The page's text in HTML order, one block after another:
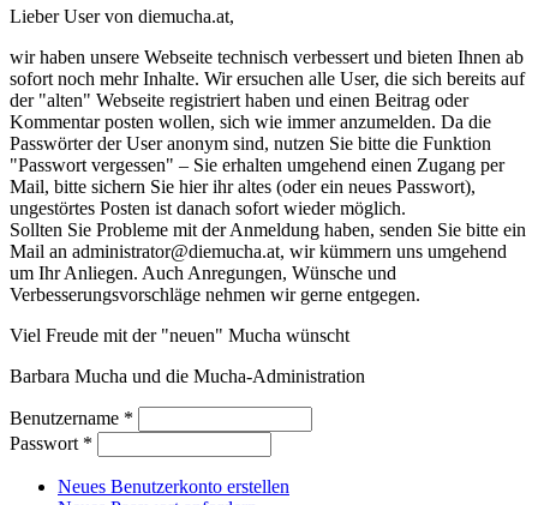
Lieber User von diemucha.at,
wir haben unsere Webseite technisch verbessert und bieten Ihnen ab
sofort noch mehr Inhalte. Wir ersuchen alle User, die sich bereits auf
der "alten" Webseite registriert haben und einen Beitrag oder
Kommentar posten wollen, sich wie immer anzumelden. Da die
Passwörter der User anonym sind, nutzen Sie bitte die Funktion
"Passwort vergessen" – Sie erhalten umgehend einen Zugang per
Mail, bitte sichern Sie hier ihr altes (oder ein neues Passwort),
ungestörtes Posten ist danach sofort wieder möglich.
Sollten Sie Probleme mit der Anmeldung haben, senden Sie bitte ein
Mail an administrator@diemucha.at, wir kümmern uns umgehend
um Ihr Anliegen. Auch Anregungen, Wünsche und
Verbesserungsvorschläge nehmen wir gerne entgegen.
Viel Freude mit der "neuen" Mucha wünscht
Barbara Mucha und die Mucha-Administration
Benutzername *
Passwort *
Neues Benutzerkonto erstellen